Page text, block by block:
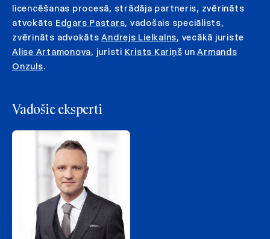
licencēšanas procesā, strādāja partneris, zvērināts
atvokāts Edgars Pastars, vadošais speciālists,
zvērināts advokātsAndrejs Lielkalns, vecākā juriste
Alise Artamonova, juristi Krists Kariņš unArmands
Onzuls.
Vadošie eksperti